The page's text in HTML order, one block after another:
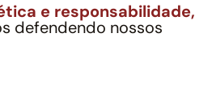
e responsabilidade,
defendendo nossos